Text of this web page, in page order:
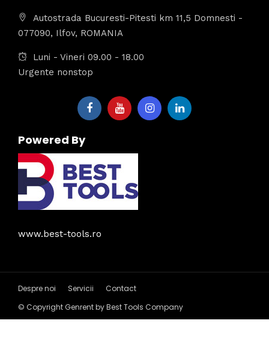
Autostrada Bucuresti-Pitesti km 11,5 Domnesti -
077090, Ilfov, ROMANIA
Luni - Vineri 09.00 - 18.00
Urgente nonstop
Powered By
www.best-tools.ro
Despre noi Servicii
Contact
© Copyright Genrent by Best Tools Company